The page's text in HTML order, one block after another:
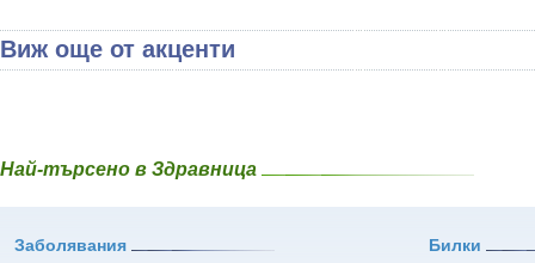
Виж още от акценти
Най-търсено в Здравница
Заболявания Билки